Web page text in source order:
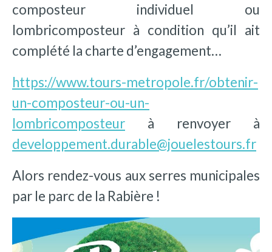
composteur individuel ou
lombricomposteur à condition qu’il ait
complété la charte d’engagement…
https://www.tours-metropole.fr/obtenir-
un-composteur-ou-un-
lombricomposteur à renvoyer à
developpement.durable@jouelestours.fr
Alors rendez-vous aux serres municipales
par le parc de la Rabière !